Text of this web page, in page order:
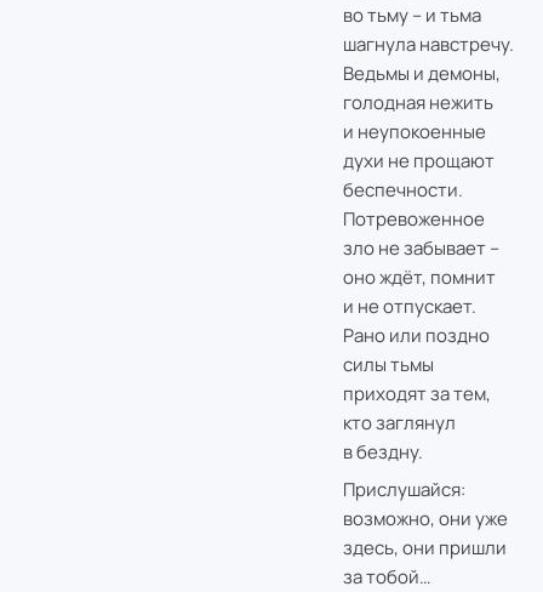
во тьму – и тьма
шагнула навстречу.
Ведьмы и демоны,
голодная нежить
и неупокоенные
духи не прощают
беспечности.
Потревоженное
зло не забывает –
оно ждёт, помнит
и не отпускает.
Рано или поздно
силы тьмы
приходят за тем,
кто заглянул
в бездну.
Прислушайся:
возможно, они уже
здесь, они пришли
за тобой…